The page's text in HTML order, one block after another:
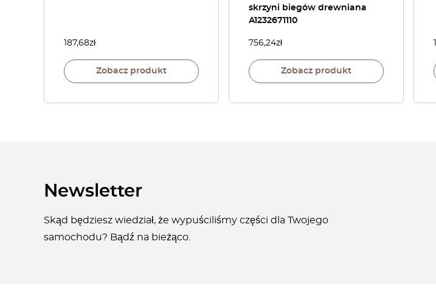
187,68zł
Zobacz produkt
skrzyni biegów drewniana
A1232671110
756,24zł
Zobacz produkt
Newsletter
Skąd będziesz wiedział, że wypuściliśmy części dla Twojego
samochodu? Bądź na bieżąco.